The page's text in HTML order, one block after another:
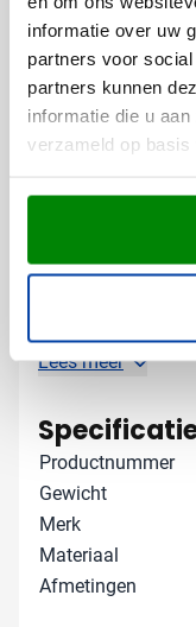
informatie over uw
partners voor
partners kunnen
informatie die u
verzameld op basis
De bedrukking
waar deze goed
je van een
reclamedrager.
Gratis
bedrukte
Benieuwd hoe
zie precies wat je
dat het
advies - we
Lees meer
Productnummer
Gewicht
Merk
Materiaal
Afmetingen